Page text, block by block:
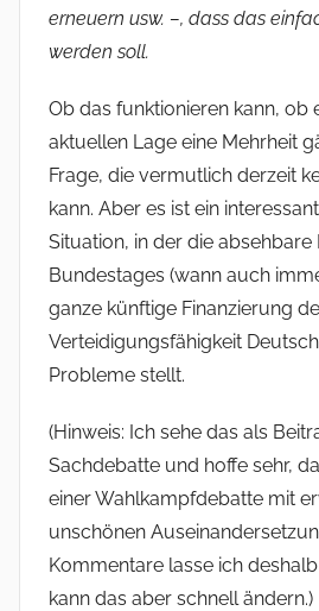
erneuern usw. –, dass das
werden soll.
Ob das funktionieren kann, ob
aktuellen Lage eine Mehrheit
Frage, die vermutlich derzeit
kann. Aber es ist ein
Situation, in der die absehbare
Bundestages (wann auch
ganze künftige Finanzierung
Verteidigungsfähigkeit
Probleme stellt.
(Hinweis: Ich sehe das als
Sachdebatte und hoffe sehr,
einer Wahlkampfdebatte mit
unschönen
Kommentare lasse ich
kann das aber schnell ändern.)